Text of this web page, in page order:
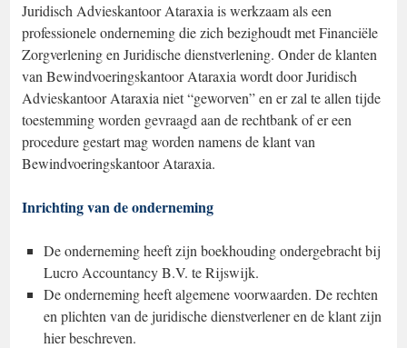
Juridisch Advieskantoor Ataraxia is werkzaam als een
professionele onderneming die zich bezighoudt met Financiële
Zorgverlening en Juridische dienstverlening. Onder de klanten
van Bewindvoeringskantoor Ataraxia wordt door Juridisch
Advieskantoor Ataraxia niet “geworven” en er zal te allen tijde
toestemming worden gevraagd aan de rechtbank of er een
procedure gestart mag worden namens de klant van
Bewindvoeringskantoor Ataraxia.
Inrichting van de onderneming
De onderneming heeft zijn boekhouding ondergebracht bij
Lucro Accountancy B.V. te Rijswijk.
De onderneming heeft algemene voorwaarden. De rechten
en plichten van de juridische dienstverlener en de klant zijn
hier beschreven.